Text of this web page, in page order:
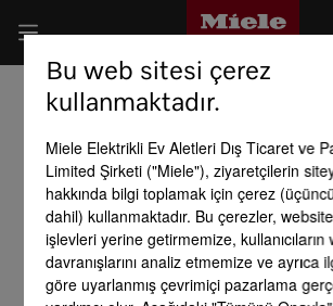
Bu web sitesi çerez
kullanmaktadır.
Miele Elektrikli Ev Aletleri Dış Ticaret ve
Limited Şirketi ("Miele"), ziyaretçilerin
hakkında bilgi toplamak için çerez
dahil) kullanmaktadır. Bu çerezler,
işlevleri yerine getirmemize,
davranışlarını analiz etmemize ve ayrıca
göre uyarlanmış çevrimiçi pazarlama